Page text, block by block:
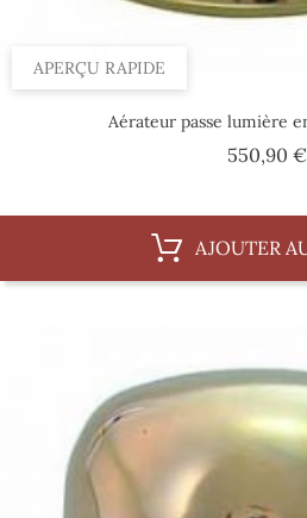
APERÇU RAPIDE
Aérateur passe lumière
550,90 €
AJOUTER